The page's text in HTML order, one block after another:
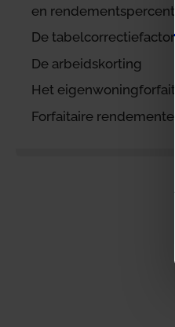
en
De tabelcorrectiefactor
De arbeidskorting
Het eigenwoningforfait
Forfaitaire